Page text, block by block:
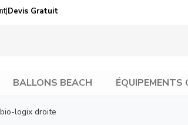
|Devis Gratuit
BALLONS BEACH ÉQUIPEMENTS
logix droite